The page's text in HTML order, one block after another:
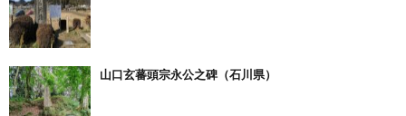
山口玄蕃頭宗永公之碑（石川県）